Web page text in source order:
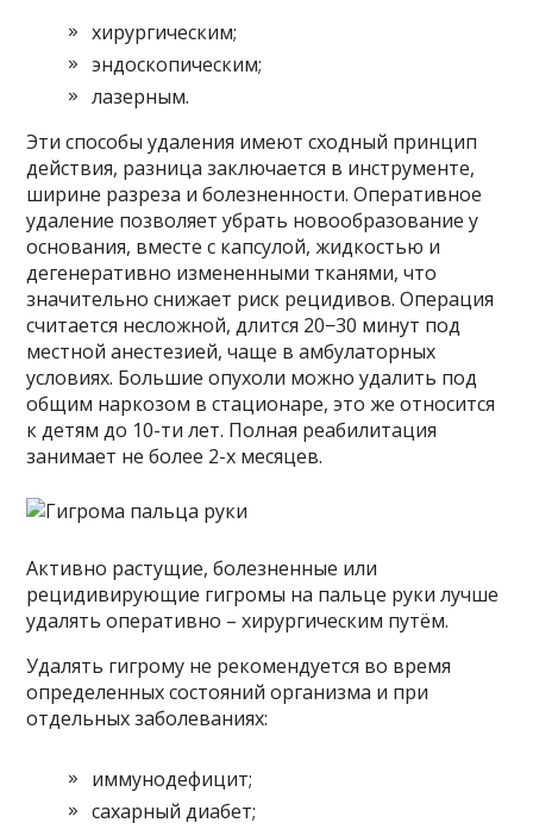
хирургическим;
эндоскопическим;
лазерным.
Эти способы удаления имеют сходный принцип
действия, разница заключается в инструменте,
ширине разреза и болезненности. Оперативное
удаление позволяет убрать новообразование у
основания, вместе с капсулой, жидкостью и
дегенеративно измененными тканями, что
значительно снижает риск рецидивов. Операция
считается несложной, длится 20−30 минут под
местной анестезией, чаще в амбулаторных
условиях. Большие опухоли можно удалить под
общим наркозом в стационаре, это же относится
к детям до 10-ти лет. Полная реабилитация
занимает не более 2-х месяцев.
Активно растущие, болезненные или
рецидивирующие гигромы на пальце руки лучше
удалять оперативно – хирургическим путём.
Удалять гигрому не рекомендуется во время
определенных состояний организма и при
отдельных заболеваниях:
иммунодефицит;
сахарный диабет;